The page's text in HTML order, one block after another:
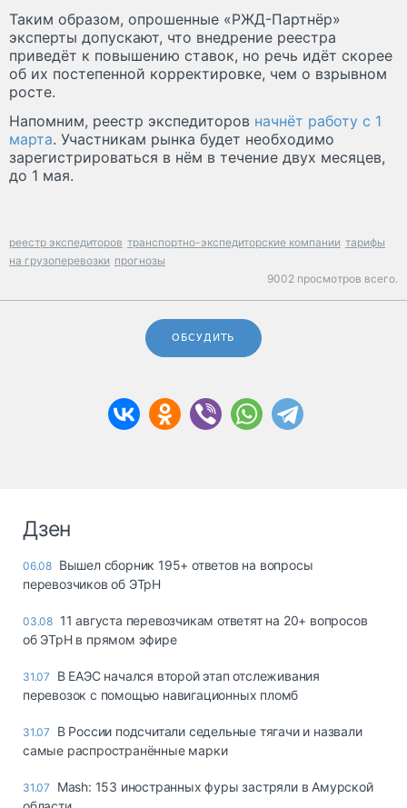
Таким образом, опрошенные «РЖД-Партнёр»
эксперты допускают, что внедрение реестра
приведёт к повышению ставок, но речь идёт скорее
об их постепенной корректировке, чем о взрывном
росте.
Напомним, реестр экспедиторов начнёт работу с 1
марта. Участникам рынка будет необходимо
зарегистрироваться в нём в течение двух месяцев,
до 1 мая.
реестр экспедиторов транспортно-экспедиторские компании тарифы
на грузоперевозки прогнозы
9002 просмотров всего.
ОБСУДИТЬ
Дзен
06.08 Вышел сборник 195+ ответов на вопросы
перевозчиков об ЭТрН
03.08 11 августа перевозчикам ответят на 20+ вопросов
об ЭТрН в прямом эфире
31.07
В ЕАЭС начался второй этап отслеживания
перевозок с помощью навигационных пломб
31.07
В России подсчитали седельные тягачи и назвали
самые распространённые марки
31.07
Mash: 153 иностранных фуры застряли в Амурской